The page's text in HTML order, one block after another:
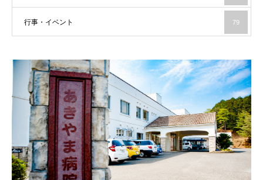
行事・イベント 79